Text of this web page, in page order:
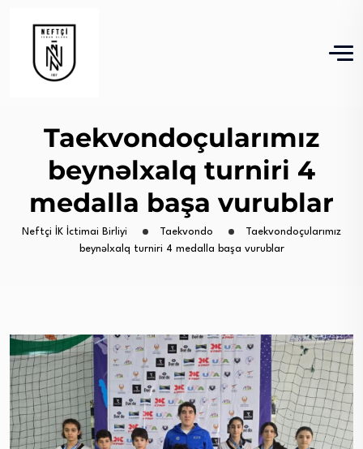
Taekvondoçularımız
beynəlxalq turniri 4
medalla başa vurublar
Neftçi İK İctimai Birliyi Taekvondo
Taekvondoçularımız
beynəlxalq turniri 4 medalla başa vurublar